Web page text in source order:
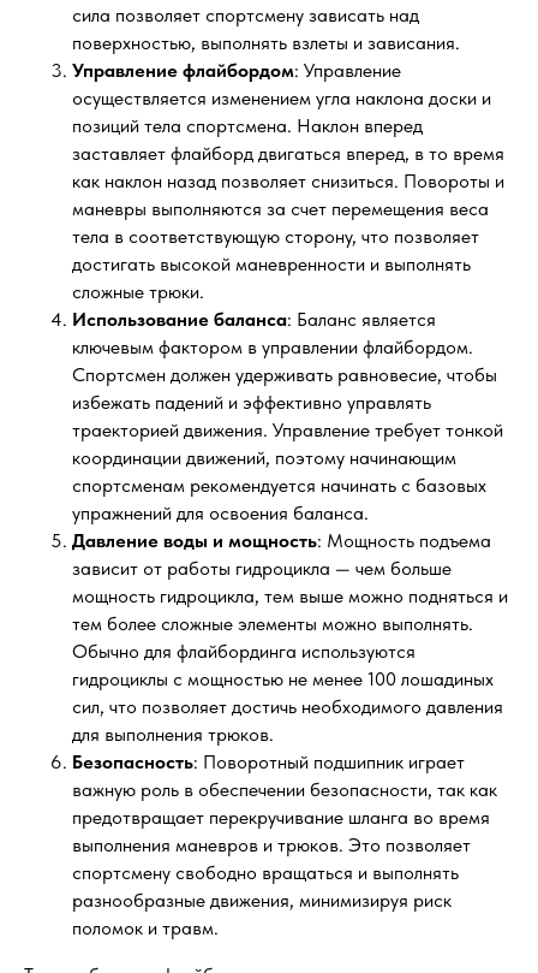
сила позволяет спортсмену зависать над
поверхностью, выполнять взлеты и зависания.
Управление флайбордом: Управление
осуществляется изменением угла наклона доски и
позиций тела спортсмена. Наклон вперед
заставляет флайборд двигаться вперед, в то время
как наклон назад позволяет снизиться. Повороты и
маневры выполняются за счет перемещения веса
тела в соответствующую сторону, что позволяет
достигать высокой маневренности и выполнять
сложные трюки.
Использование баланса: Баланс является
ключевым фактором в управлении флайбордом.
Спортсмен должен удерживать равновесие, чтобы
избежать падений и эффективно управлять
траекторией движения. Управление требует тонкой
координации движений, поэтому начинающим
спортсменам рекомендуется начинать с базовых
упражнений для освоения баланса.
Давление воды и мощность: Мощность подъема
зависит от работы гидроцикла — чем больше
мощность гидроцикла, тем выше можно подняться и
тем более сложные элементы можно выполнять.
Обычно для флайбординга используются
гидроциклы с мощностью не менее 100 лошадиных
сил, что позволяет достичь необходимого давления
для выполнения трюков.
Безопасность: Поворотный подшипник играет
важную роль в обеспечении безопасности, так как
предотвращает перекручивание шланга во время
выполнения маневров и трюков. Это позволяет
спортсмену свободно вращаться и выполнять
разнообразные движения, минимизируя риск
поломок и травм.